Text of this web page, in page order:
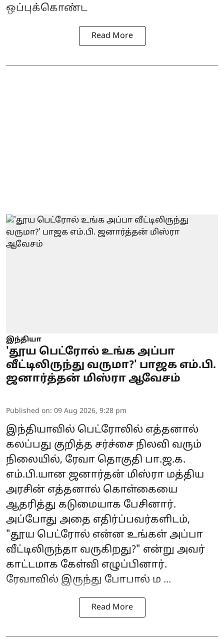
ஒப்புக்கொண்ட
Read More
இந்தியா
'தூய பெட்ரோல் உங்க அப்பா
வீட்டிலிருந்து வருமா?' பாஜக எம்.பி.
ஜனார்த்தன் மிஸ்ரா ஆவேசம்
Published on: 09 Aug 2026, 9:28 pm
இந்தியாவில் பெட்ரோலில் எத்தனால்
கலப்பது குறித்த சர்ச்சை நிலவி வரும்
நிலையில், ரேவா தொகுதி பா.ஜ.க.
எம்.பி.யான ஜனார்தன் மிஸ்ரா மத்திய
அரசின் எத்தனால் கொள்கையை
ஆதரித்து கடுமையாக பேசினார்.
அப்போது அதை எதிர்ப்பவர்களிடம்,
"தூய பெட்ரோல் என்ன உங்கள் அப்பா
வீட்டிலிருந்தா வருகிறது?" என்று அவர்
காட்டமாக கேள்வி எழுப்பினார்.
ரேவாவில் இருந்து போபால் ம ...
Read More